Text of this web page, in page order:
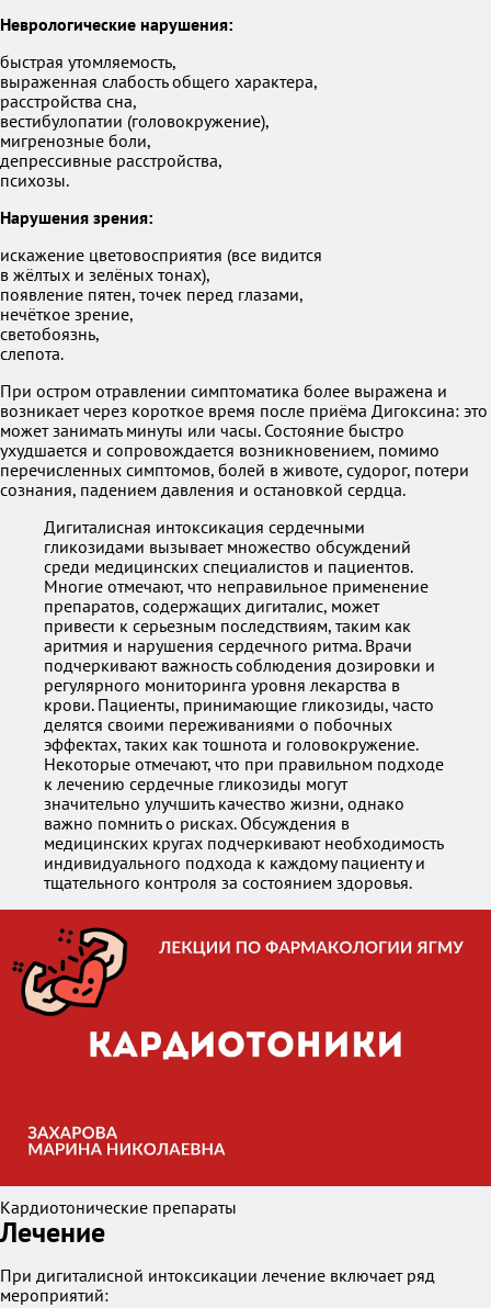
Неврологические нарушения:
быстрая утомляемость,
выраженная слабость общего характера,
расстройства сна,
вестибулопатии (головокружение),
мигренозные боли,
депрессивные расстройства,
психозы.
Нарушения зрения:
искажение цветовосприятия (все видится
в жёлтых и зелёных тонах),
появление пятен, точек перед глазами,
нечёткое зрение,
светобоязнь,
слепота.
При остром отравлении симптоматика более выражена и
возникает через короткое время после приёма Дигоксина: это
может занимать минуты или часы. Состояние быстро
ухудшается и сопровождается возникновением, помимо
перечисленных симптомов, болей в животе, судорог, потери
сознания, падением давления и остановкой сердца.
Дигиталисная интоксикация сердечными
гликозидами вызывает множество обсуждений
среди медицинских специалистов и пациентов.
Многие отмечают, что неправильное применение
препаратов, содержащих дигиталис, может
привести к серьезным последствиям, таким как
аритмия и нарушения сердечного ритма. Врачи
подчеркивают важность соблюдения дозировки и
регулярного мониторинга уровня лекарства в
крови. Пациенты, принимающие гликозиды, часто
делятся своими переживаниями о побочных
эффектах, таких как тошнота и головокружение.
Некоторые отмечают, что при правильном подходе
к лечению сердечные гликозиды могут
значительно улучшить качество жизни, однако
важно помнить о рисках. Обсуждения в
медицинских кругах подчеркивают необходимость
индивидуального подхода к каждому пациенту и
тщательного контроля за состоянием здоровья.
Кардиотонические препараты
Лечение
При дигиталисной интоксикации лечение включает ряд
мероприятий: